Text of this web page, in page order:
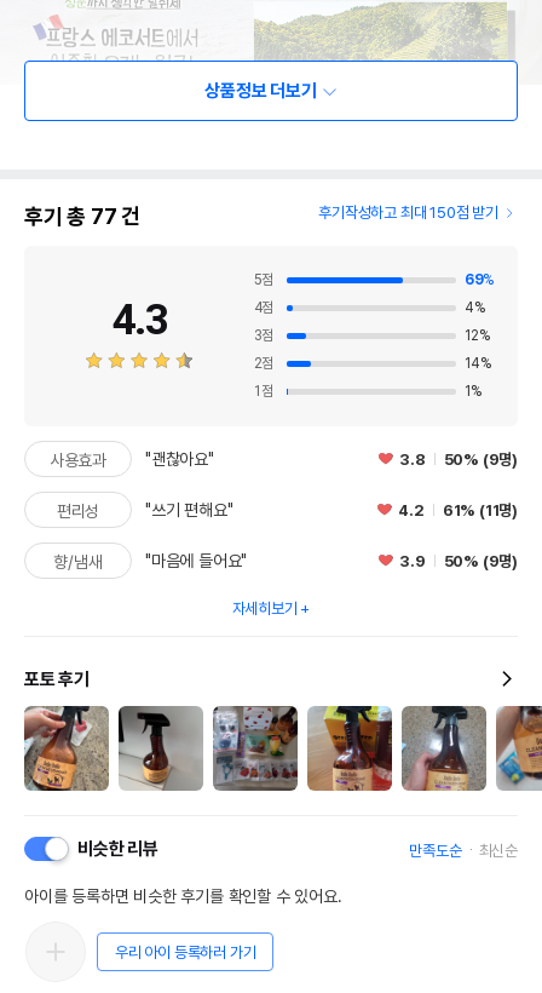
상품정보 더보기
후기 총 77건 후기작성하고 최대 150점 받기
4.3
5점 69%
4점 4%
3점 12%
2점 14%
1 점 1 %
사용효과 "괜찮아요" 3.8 50% (9명)
편리성 "쓰기 편해요" 4.2 61% (11명)
향/냄새 "마음에 들어요" 3.9 50% (9명)
자세히보기
포토 후기
비슷한 리뷰 만족도순 최신순
아이를 등록하면 비슷한 후기를 확인할 수 있어요.
우리 아이 등록하러 가기